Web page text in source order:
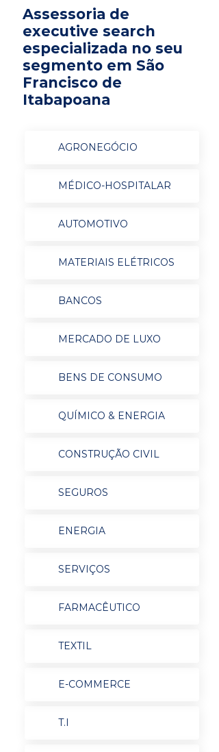
Assessoria de
executive search
especializada no seu
segmento em São
Francisco de
Itabapoana
AGRONEGÓCIO
MÉDICO-HOSPITALAR
AUTOMOTIVO
MATERIAIS ELÉTRICOS
BANCOS
MERCADO DE LUXO
BENS DE CONSUMO
QUÍMICO & ENERGIA
CONSTRUÇÃO CIVIL
SEGUROS
ENERGIA
SERVIÇOS
FARMACÊUTICO
TEXTIL
E-COMMERCE
T.I